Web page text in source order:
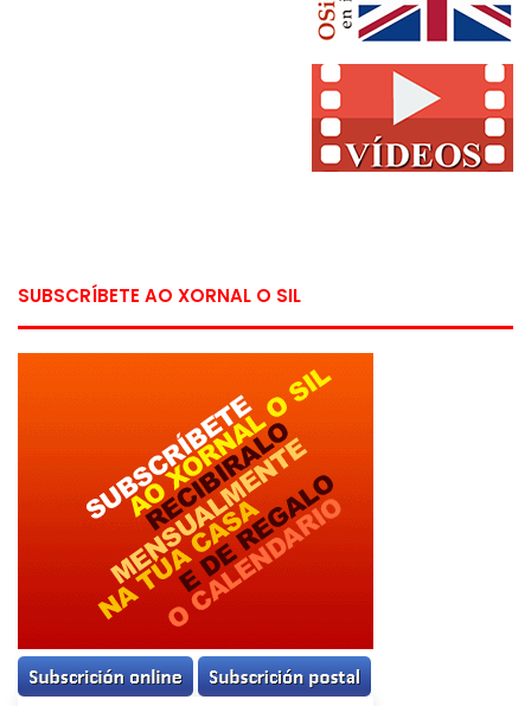
SUBSCRÍBETE AO XORNAL O SIL